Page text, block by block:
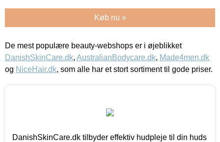
Køb nu »
De mest populære beauty-webshops er i øjeblikket
DanishSkinCare.dk, AustralianBodycare.dk, Made4men.dk
og NiceHair.dk, som alle har et stort sortiment til gode priser.
DanishSkinCare.dk tilbyder effektiv hudpleje til din huds